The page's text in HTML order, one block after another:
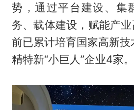
势，通过平台建设、集
务、载体建设，赋能产
前已累计培育国家高新
精特新“小巨人”企业4家。